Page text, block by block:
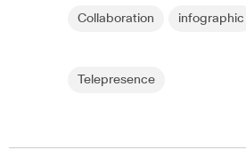
Collaboration infographic
Telepresence